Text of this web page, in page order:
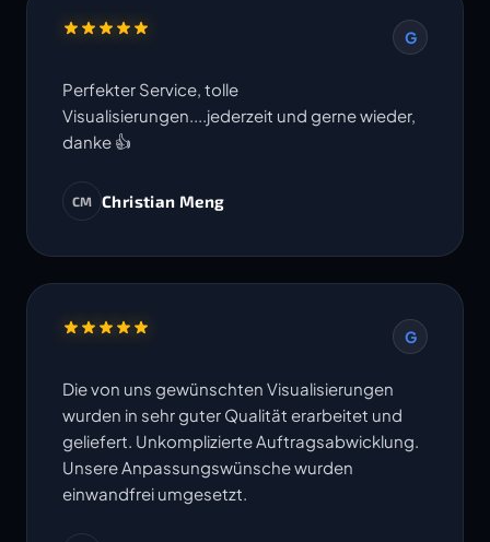
G
Perfekter Service, tolle
Visualisierungen....jederzeit und gerne wieder,
danke 👍
CM Christian Meng
G
Die von uns gewünschten Visualisierungen
wurden in sehr guter Qualität erarbeitet und
geliefert. Unkomplizierte Auftragsabwicklung.
Unsere Anpassungswünsche wurden
einwandfrei umgesetzt.